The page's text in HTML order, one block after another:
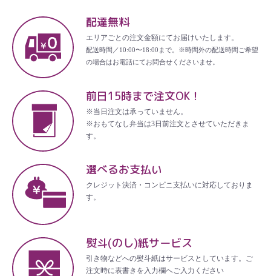
配達無料
エリアごとの注文金額にてお届けいたします。
配送時間／10:00〜18:00まで。※時間外の配送時間ご希望
の場合はお電話にてお問合せくださいませ。
前日15時まで注文OK！
※当日注文は承っていません。
※おもてなし弁当は3日前注文とさせていただきま
す。
選べるお支払い
クレジット決済・コンビニ支払いに対応しておりま
す。
熨斗(のし)紙サービス
引き物などへの熨斗紙はサービスとしています。ご
注文時に表書きを入力欄へご入力ください